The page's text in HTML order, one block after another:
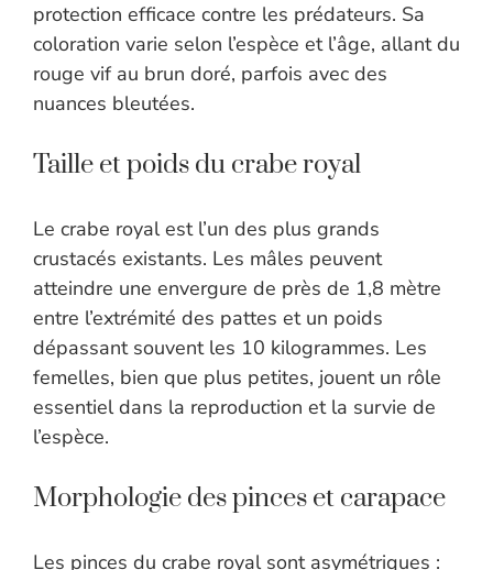
protection efficace contre les prédateurs. Sa
coloration varie selon l’espèce et l’âge, allant du
rouge vif au brun doré, parfois avec des
nuances bleutées.
Taille et poids du crabe royal
Le crabe royal est l’un des plus grands
crustacés existants. Les mâles peuvent
atteindre une envergure de près de 1,8 mètre
entre l’extrémité des pattes et un poids
dépassant souvent les 10 kilogrammes. Les
femelles, bien que plus petites, jouent un rôle
essentiel dans la reproduction et la survie de
l’espèce.
Morphologie des pinces et carapace
Les pinces du crabe royal sont asymétriques :